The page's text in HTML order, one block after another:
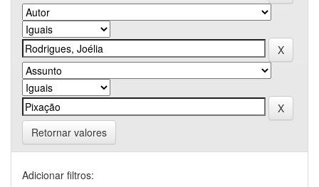
Retornar valores
Adicionar filtros: